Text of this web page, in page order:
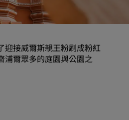
店
隊住宿
酒店
們的部落格
迎接威爾斯親王粉刷成粉紅
浦爾眾多的庭園與公園之